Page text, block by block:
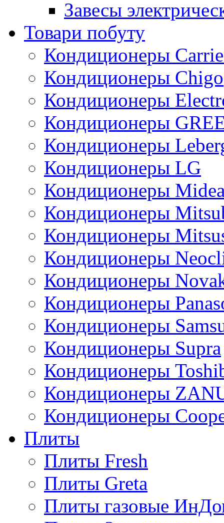
Завесы
Товари побуту
Кондиционеры
Кондиционеры Chigo
Кондиционеры
Кондиционеры
Кондиционеры
Кондиционеры LG
Кондиционеры
Кондиционеры
Кондиционеры
Кондиционеры
Кондиционеры
Кондиционеры
Кондиционеры
Кондиционеры Supra
Кондиционеры
Кондиционеры
Кондиционеры
Плиты
Плиты Fresh
Плиты Greta
Плиты газовые